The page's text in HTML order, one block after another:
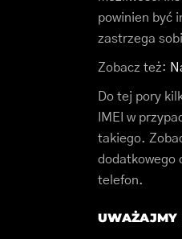
powinien być
zastrzega
Zobacz też:
Do tej pory
IMEI w
takiego.
dodatkowego
telefon.
UWAŻAJMY